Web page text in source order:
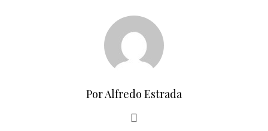
Por Alfredo Estrada